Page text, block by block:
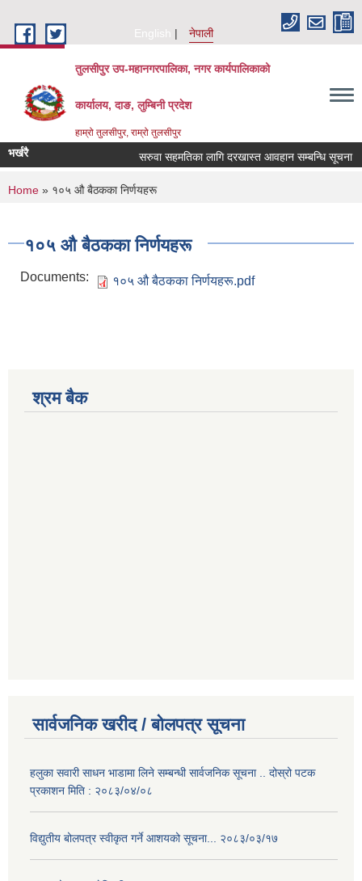
English
नेपाली
तुलसीपुर उप-महानगरपालिका, नगर कार्यपालिकाको
कार्यालय, दाङ, लुम्बिनी प्रदेश
हाम्रो तुलसीपुर, राम्रो तुलसीपुर
भर्खरै सरुवा सहमतिका लागि दरखास्त आवहान सम्बन्धि सूचना
You are here
Home » १०५ औ बैठकका निर्णयहरू
१०५ औ बैठकका निर्णयहरू
Documents: १०५ औ बैठकका निर्णयहरू.pdf
श्रम बैक
सार्वजनिक खरीद / बोलपत्र सूचना
हलुका सवारी साधन भाडामा लिने सम्बन्धी सार्वजनिक सूचना .. दोस्रो पटक
प्रकाशन मिति : २०८३/०४/०८
विद्युतीय बोलपत्र स्वीकृत गर्ने आशयको सूचना... २०८३/०३/१७